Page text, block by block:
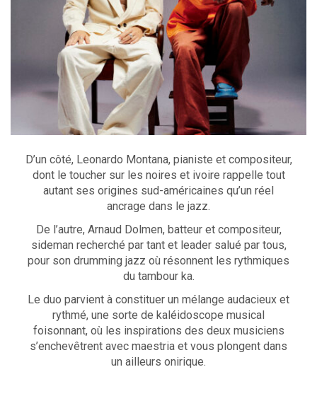
D’un côté, Leonardo Montana, pianiste et compositeur,
dont le toucher sur les noires et ivoire rappelle tout
autant ses origines sud-américaines qu’un réel
ancrage dans le jazz.
De l’autre, Arnaud Dolmen, batteur et compositeur,
sideman recherché par tant et leader salué par tous,
pour son drumming jazz où résonnent les rythmiques
du tambour ka.
Le duo parvient à constituer un mélange audacieux et
rythmé, une sorte de kaléidoscope musical
foisonnant, où les inspirations des deux musiciens
s’enchevêtrent avec maestria et vous plongent dans
un ailleurs onirique.